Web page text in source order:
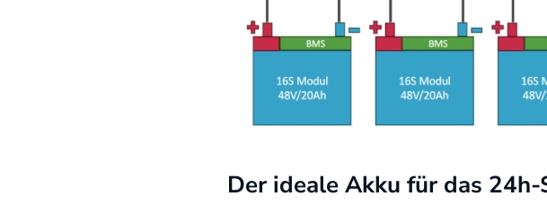
Der ideale Akku für das 24h-